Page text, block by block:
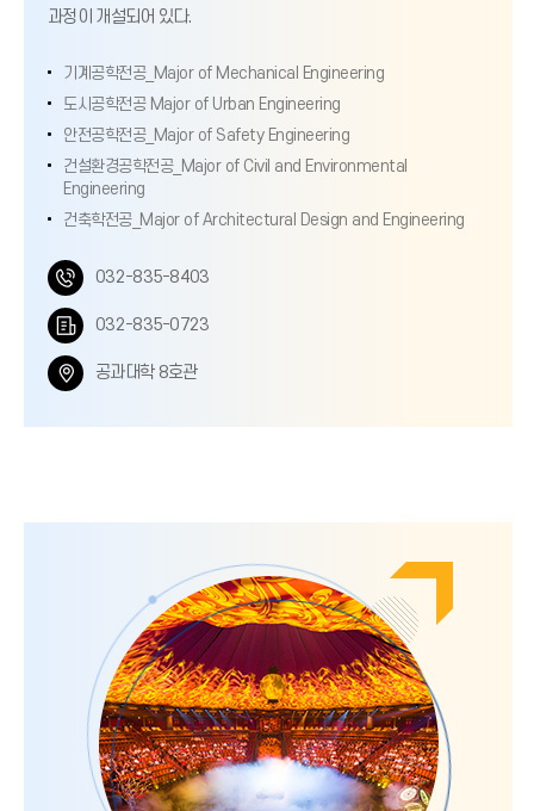
과정이 개설되어 있다.
기계공학전공_Major of Mechanical Engineering
도시공학전공 Major of Urban Engineering
안전공학전공_Major of Safety Engineering
건설환경공학전공_Major of Civil and Environmental
Engineering
건축학전공_Major of Architectural Design and Engineering
032-835-8403전
032-835-0723팩
공과대학 8호관위